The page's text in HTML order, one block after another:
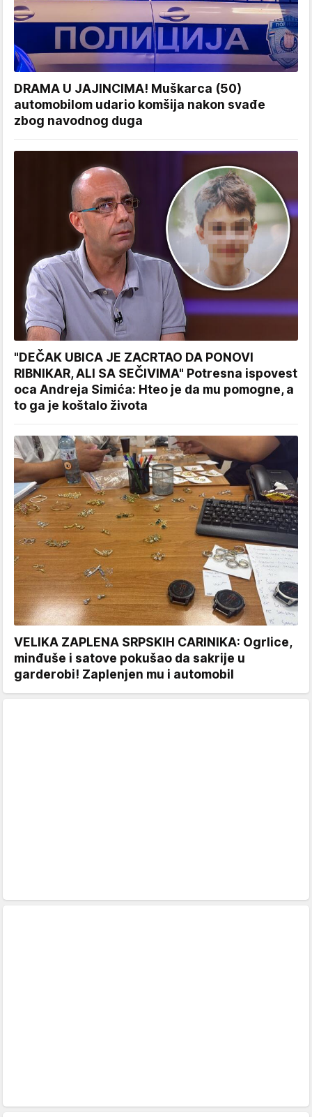
DRAMA U JAJINCIMA! Muškarca (50)
automobilom udario komšija nakon svađe
zbog navodnog duga
"DEČAK UBICA JE ZACRTAO DA PONOVI
RIBNIKAR, ALI SA SEČIVIMA" Potresna ispovest
oca Andreja Simića: Hteo je da mu pomogne, a
to ga je koštalo života
VELIKA ZAPLENA SRPSKIH CARINIKA: Ogrlice,
minđuše i satove pokušao da sakrije u
garderobi! Zaplenjen mu i automobil